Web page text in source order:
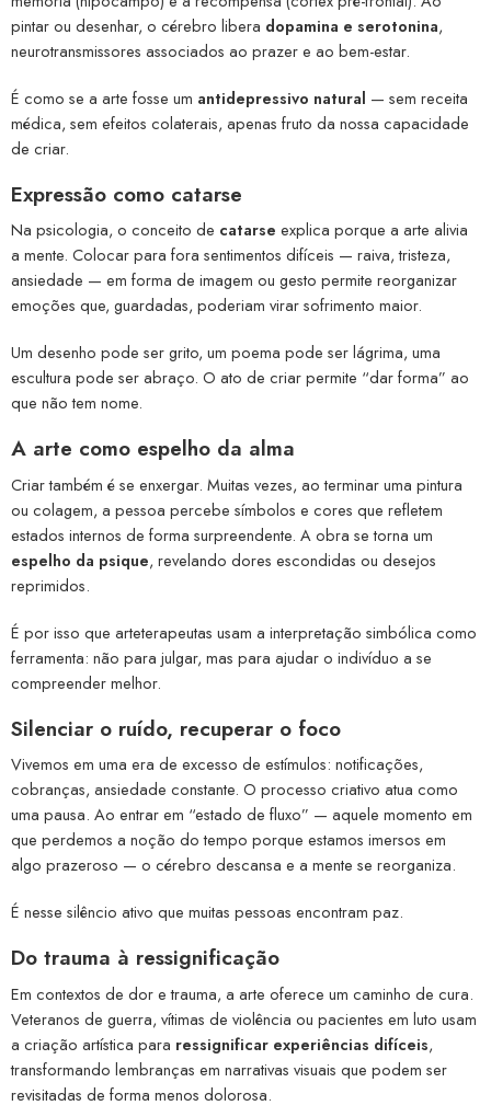
pintar ou desenhar, o cérebro libera dopamina e serotonina,
neurotransmissores associados ao prazer e ao bem-estar.
É como se a arte fosse um antidepressivo natural — sem receita
médica, sem efeitos colaterais, apenas fruto da nossa capacidade
de criar.
Expressão como catarse
Na psicologia, o conceito de catarse explica porque a arte alivia
a mente. Colocar para fora sentimentos difíceis — raiva, tristeza,
ansiedade — em forma de imagem ou gesto permite reorganizar
emoções que, guardadas, poderiam virar sofrimento maior.
Um desenho pode ser grito, um poema pode ser lágrima, uma
escultura pode ser abraço. O ato de criar permite “dar forma” ao
que não tem nome.
A arte como espelho da alma
Criar também é se enxergar. Muitas vezes, ao terminar uma pintura
ou colagem, a pessoa percebe símbolos e cores que refletem
estados internos de forma surpreendente. A obra se torna um
espelho da psique, revelando dores escondidas ou desejos
reprimidos.
É por isso que arteterapeutas usam a interpretação simbólica como
ferramenta: não para julgar, mas para ajudar o indivíduo a se
compreender melhor.
Silenciar o ruído, recuperar o foco
Vivemos em uma era de excesso de estímulos: notificações,
cobranças, ansiedade constante. O processo criativo atua como
uma pausa. Ao entrar em “estado de fluxo” — aquele momento em
que perdemos a noção do tempo porque estamos imersos em
algo prazeroso — o cérebro descansa e a mente se reorganiza.
É nesse silêncio ativo que muitas pessoas encontram paz.
Do trauma à ressignificação
Em contextos de dor e trauma, a arte oferece um caminho de cura.
Veteranos de guerra, vítimas de violência ou pacientes em luto usam
a criação artística para ressignificar experiências difíceis,
transformando lembranças em narrativas visuais que podem ser
revisitadas de forma menos dolorosa.